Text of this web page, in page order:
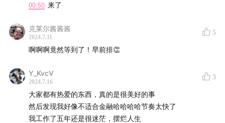
划，尤其是在申请MBA过程中发现自己从理科背景跨入金融
认知也有所变化，认为其更适合二级市场研究工作，而在内
资投行可能更具实用性。
金融行业让个人更加注重数字导向，在处理具体数据和执行
细节方面的能力得到提升。同时，通过与不同利益相关方和
地位各异的人打交道，扩展了人际交往的广度和深度，增强
了适应性和成熟度。
00:50 来了
克莱尔酱酱酱
2024.7.11
5
啊啊啊竟然等到了！早前排👏
Y_KvcV
2024.7.16
3
大家都有热爱的东西，真的是很美好的事
然后发现我好像不适合金融哈哈哈哈节奏太快了
我工作了五年还是很迷茫，摆烂人生